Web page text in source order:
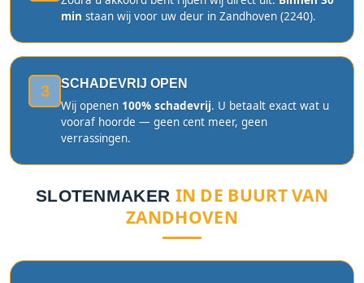
min staan wij voor uw deur in Zandhoven (2240).
3 SCHADEVRIJ OPEN
Wij openen 100% schadevrij. U betaalt exact wat u
vooraf hoorde — geen cent meer, geen
verrassingen.
SLOTENMAKER IN DE BUURT VAN
ZANDHOVEN